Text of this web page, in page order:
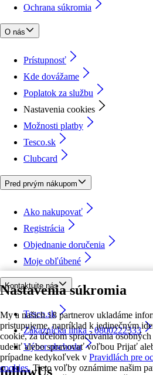
Nastavenia súkromia
My a našich 18 partnerov ukladáme
pristupujeme, napríklad k jedinečným
cookie, za účelom spracúvania
udeliť alebo spravovať voľbou Prijať
prípadne kedykoľvek v Pravidlách pre
cookies. Tieto voľby oznámime našim
Ochrana súkromia
O nás
Prístupnosť
Kde dovážame
Poplatok za službu
Nastavenia cookies
Možnosti platby
Tesco.sk
Clubcard
Pred prvým nákupom
Ako nakupovať
Registrácia
Objednanie doručenia
Moje obľúbené
Kontaktujte nás
Tesco.sk
Zákaznícka linka - 0800222333
Výber obchodu
followUs